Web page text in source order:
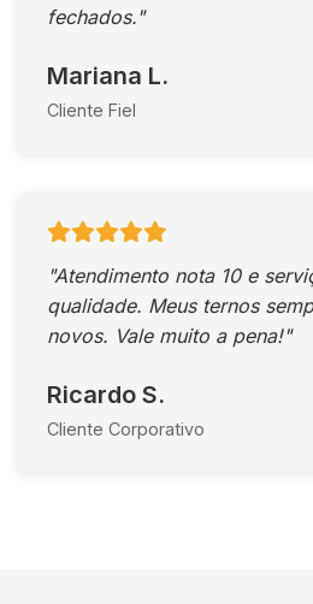
fechados."
Mariana L.
Cliente Fiel
"Atendimento nota 10 e
qualidade. Meus ternos
novos. Vale muito a pena!"
Ricardo S.
Cliente Corporativo